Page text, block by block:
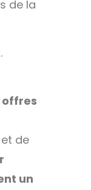
de la
offres
et de
un